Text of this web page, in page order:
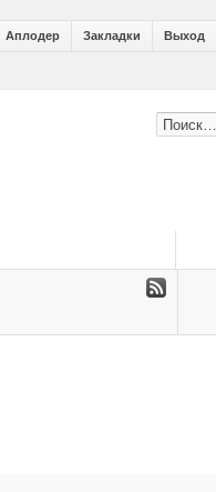
Аплодер Закладки Выход